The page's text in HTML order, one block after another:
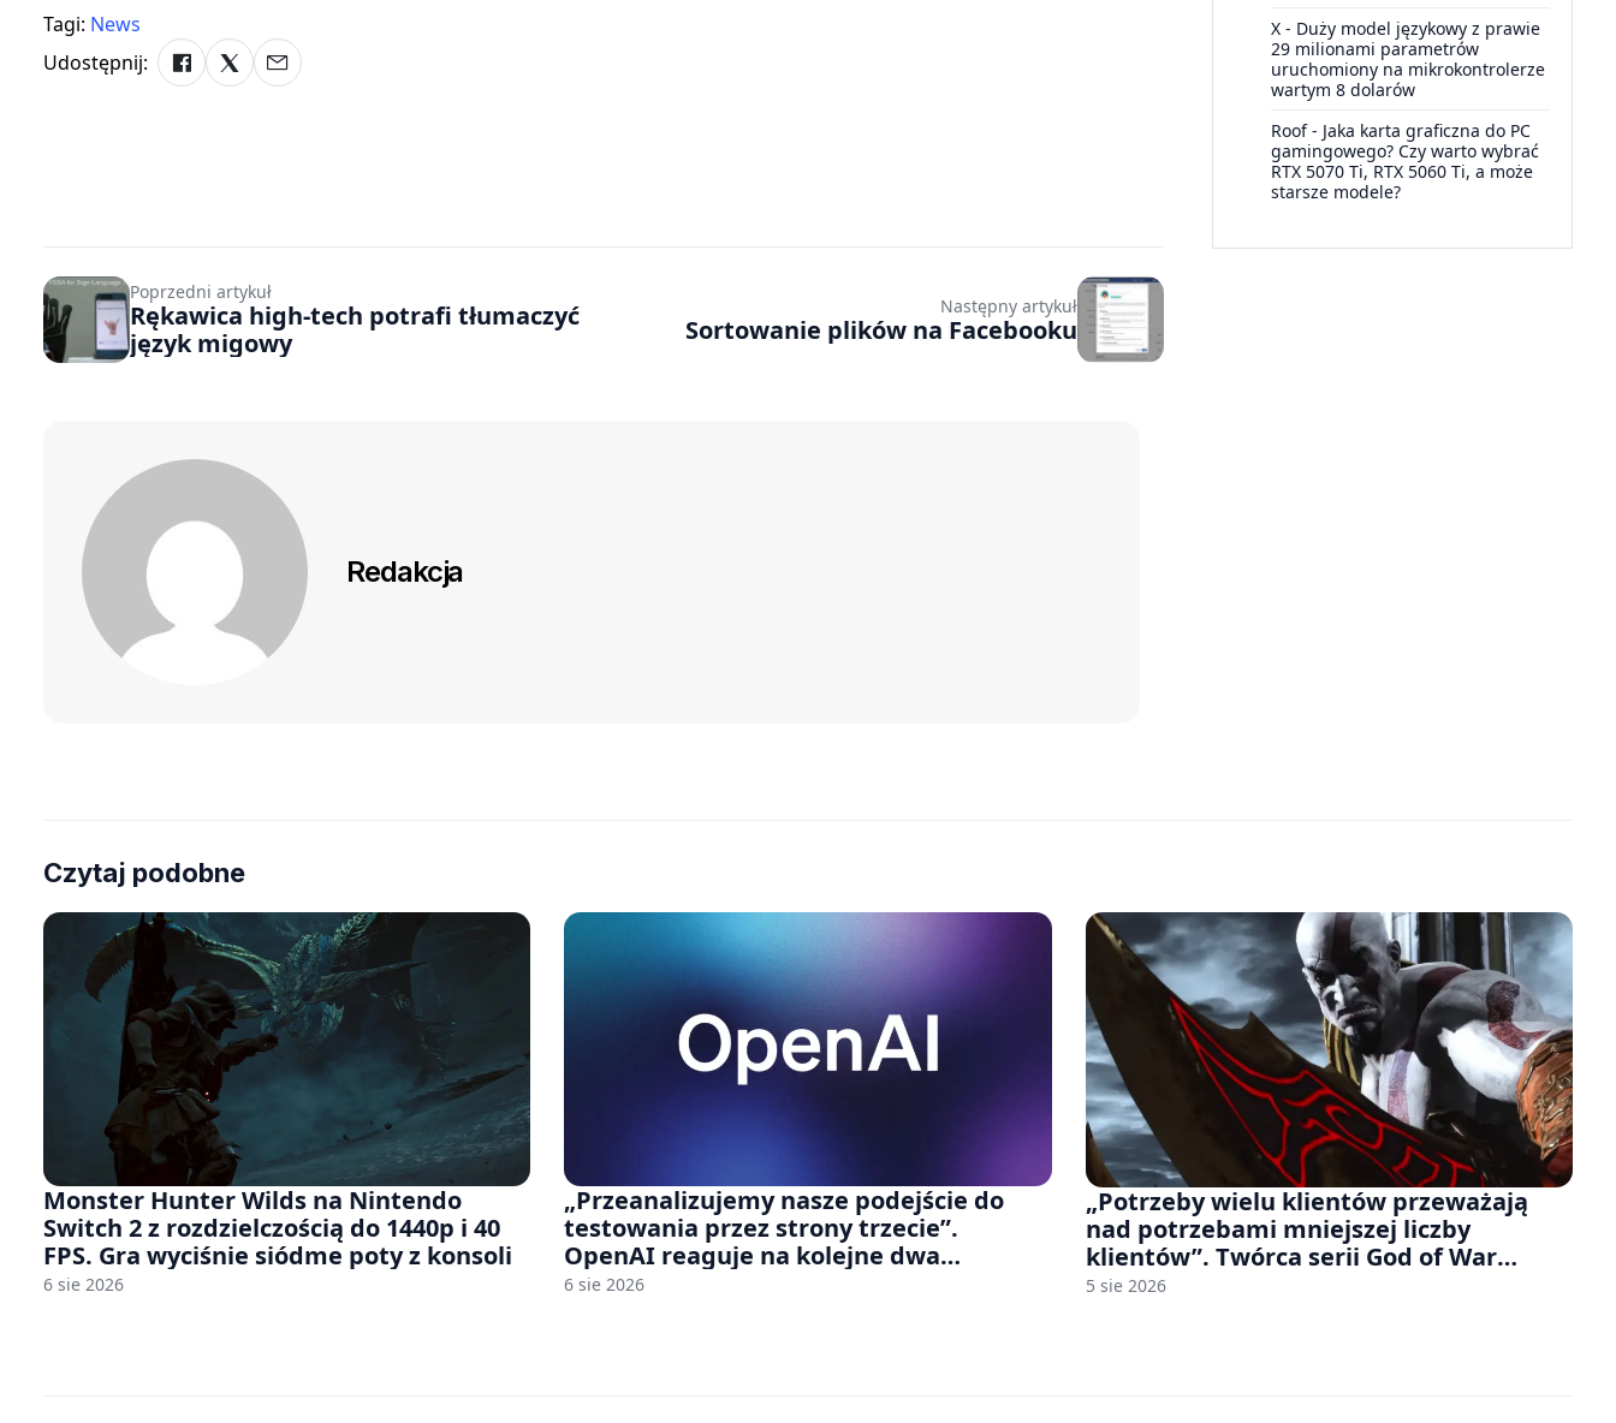
Tagi: News
Udostępnij:
X - Duży model językowy z prawie
29 milionami parametrów
uruchomiony na mikrokontrolerze
wartym 8 dolarów
Roof- Jaka karta graficzna do PC
gamingowego? Czy warto wybrać
RTX 5070 Ti, RTX 5060 Ti, a może
starsze modele?
Poprzedni artykuł
Rękawica high-tech potrafi tłumaczyć
język migowy
Następny artykuł
Sortowanie plików na Facebooku
Redakcja
Czytaj podobne
Monster Hunter Wilds na Nintendo
Switch 2 z rozdzielczością do 1440p i 40
FPS. Gra wyciśnie siódme poty z konsoli
6 sie 2026
„Przeanalizujemy nasze podejście do
testowania przez strony trzecie”.
OpenAI reaguje na kolejne dwa
incydenty z udziałem autorskich modeli
6 sie 2026
„Potrzeby wielu klientów przeważają
nad potrzebami mniejszej liczby
klientów”. Twórca serii God of War
sugeruje, że rozumie, dlaczego Sony
5 sie 2026